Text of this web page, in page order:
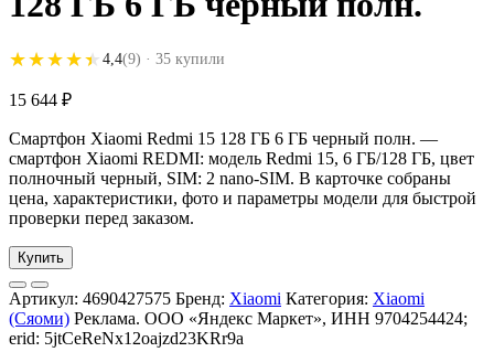
★★★★★
★★★★★ 4,4(9) · 35 купили
15 644 ₽
Смартфон Xiaomi Redmi 15 128 ГБ 6 ГБ черный полн. —
смартфон Xiaomi REDMI: модель Redmi 15, 6 ГБ/128 ГБ, цвет
полночный черный, SIM: 2 nano-SIM. В карточке собраны
цена, характеристики, фото и параметры модели для быстрой
проверки перед заказом.
Купить
Артикул: 4690427575 Бренд: Xiaomi Категория: Xiaomi
(Сяоми) Реклама. ООО «Яндекс Маркет», ИНН 9704254424;
erid: 5jtCeReNx12oajzd23KRr9a